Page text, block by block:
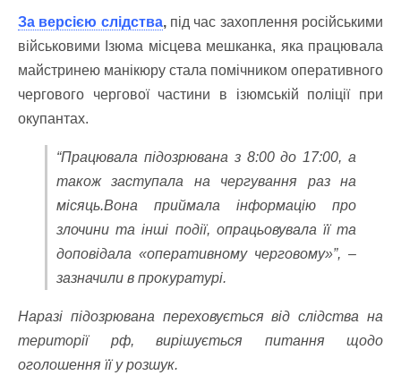
За версією слідства,під час захоплення російськими
військовими Ізюма місцева мешканка, яка працювала
майстринею манікюру стала помічником оперативного
чергового чергової частини в ізюмській поліції при
окупантах.
“Працювала підозрювана з 8:00 до 17:00, а
також заступала на чергування раз на
місяць.Вона приймала інформацію про
злочини та інші події, опрацьовувала її та
доповідала «оперативному черговому»”, –
зазначили в прокуратурі.
Наразі підозрювана переховується від слідства на
території рф, вирішується питання щодо
оголошення її у розшук.